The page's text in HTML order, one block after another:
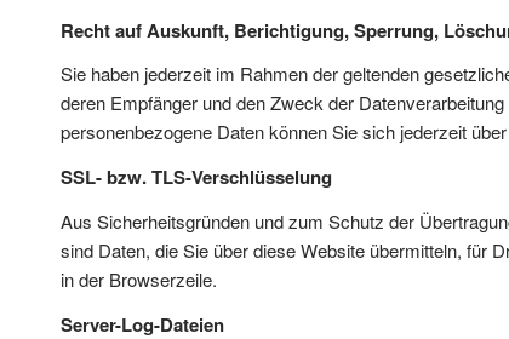
Recht auf Auskunft, Berichtigung, Sperrung,
Sie haben jederzeit im Rahmen der geltenden
deren Empfänger und den Zweck der
personenbezogene Daten können Sie sich jederzeit
SSL- bzw. TLS-Verschlüsselung
Aus Sicherheitsgründen und zum Schutz der
sind Daten, die Sie über diese Website übermitteln, für
in der Browserzeile.
Server-Log-Dateien